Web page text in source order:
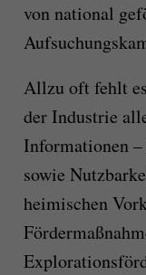
von national
Allzu oft fehlt
der Industrie
Informationen
sowie
heimischen